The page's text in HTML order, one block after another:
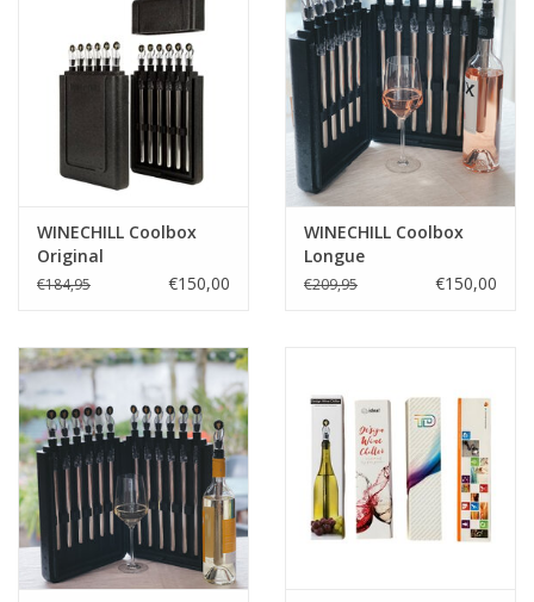
WINECHILL Coolbox
Original
€184,95 €150,00
WINECHILL Coolbox
Longue
€209,95 €150,00